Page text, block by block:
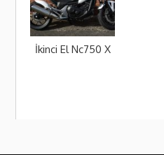
İkinci El Nc750 X